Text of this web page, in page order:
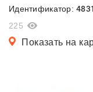
Идентификатор:
225
Показать на